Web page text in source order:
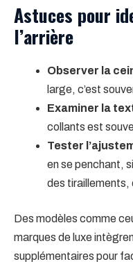
Astuces pour
l’arrière
Observer la
large, c’est
Examiner la
collants est
Tester
en se penchant,
des tiraillements,
Des modèles comme
marques de luxe
supplémentaires pour